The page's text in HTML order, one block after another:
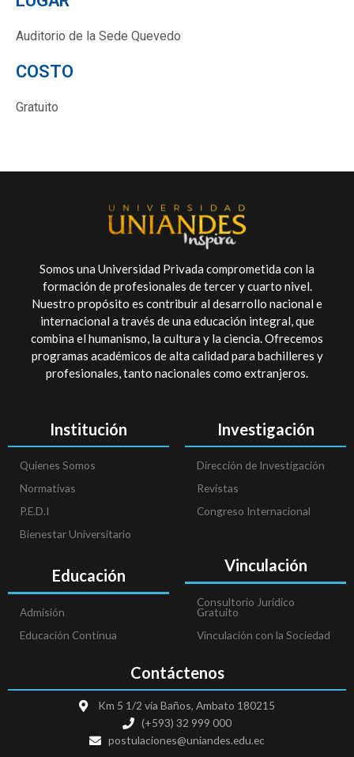
Auditorio de la Sede Quevedo
COSTO
Gratuito
Somos una Universidad Privada comprometida con la
formación de profesionales de tercer y cuarto nivel.
Nuestro propósito es contribuir al desarrollo nacional e
internacional a través de una educación integral, que
combina el humanismo, la cultura y la ciencia. Ofrecemos
programas académicos de alta calidad para bachilleres y
profesionales, tanto nacionales como extranjeros.
Institución
Quienes Somos
Normativas
P.E.D.I
Bienestar Universitario
Educación
Admisión
Educación Continua
Investigación
Dirección de Investigación
Revistas
Congreso Internacional
Vinculación
Consultorio Jurídico
Gratuito
Vinculación con la Sociedad
Contáctenos
Km 5 1/2 vía Baños, Ambato 180215
(+593) 32 999 000
postulaciones@uniandes.edu.ec